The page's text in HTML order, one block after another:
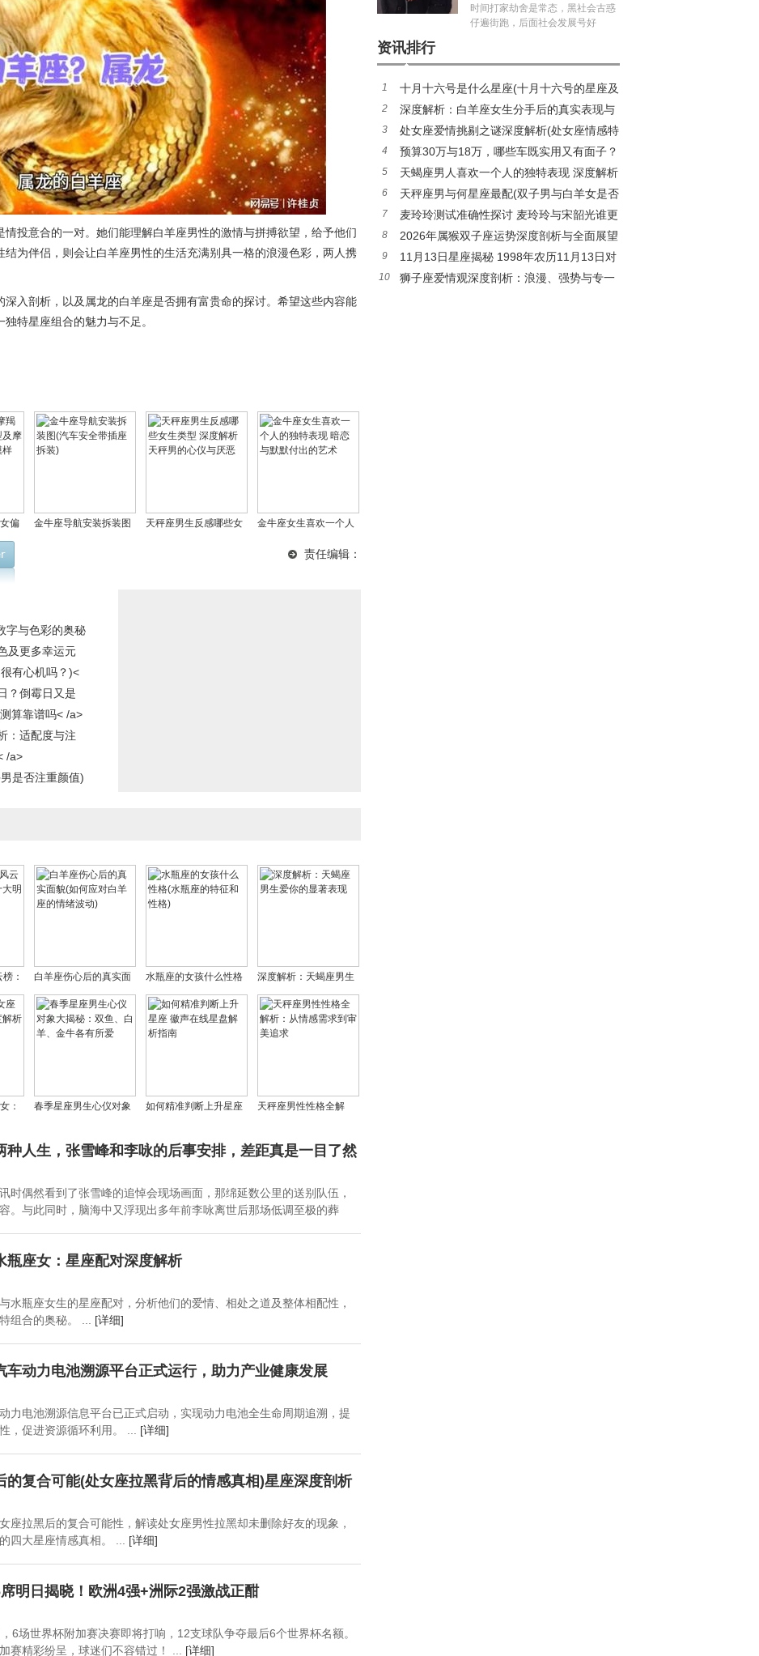
投意合的一对。她们能理解白羊座男性的激情与拼搏欲望，给予他们
为伴侣，则会让白羊座男性的生活充满别具一格的浪漫色彩，两人携
深入剖析，以及属龙的白羊座是否拥有富贵命的探讨。希望这些内容能
特星座组合的魅力与不足。
偏
座
金牛座导航安装拆装图
天秤座男生反感哪些女
金牛座女生喜欢一个人
责任编辑：
字与色彩的奥秘
及更多幸运元
有心机吗？)<
？倒霉日又是
算靠谱吗< /a>
：适配度与注
/a>
是否注重颜值)
：
座
白羊座伤心后的真实面
貌(如何应对白羊座的情
绪波动)
水瓶座的女孩什么性格
(水瓶座的特征和性格)
深度解析：天蝎座男生
爱你的显著表现
：
春季星座男生心仪对象
金牛各有所爱
如何精准判断上升星座
天秤座男性性格全解
追求
种人生，张雪峰和李咏的后事安排，差距真是一目了然
时偶然看到了张雪峰的追悼会现场画面，那绵延数公里的送别队伍，
。与此同时，脑海中又浮现出多年前李咏离世后那场低调至极的葬
瓶座女：星座配对深度解析
水瓶座女生的星座配对，分析他们的爱情、相处之道及整体相配性，
组合的奥秘。 ... [详细]
车动力电池溯源平台正式运行，助力产业健康发展
力电池溯源信息平台已正式启动，实现动力电池全生命周期追溯，提
，促进资源循环利用。 ... [详细]
的复合可能(处女座拉黑背后的情感真相)星座深度剖析
座拉黑后的复合可能性，解读处女座男性拉黑却未删除好友的现象，
四大星座情感真相。 ... [详细]
明日揭晓！欧洲4强+洲际2强激战正酣
6场世界杯附加赛决赛即将打响，12支球队争夺最后6个世界杯名额。
赛精彩纷呈，球迷们不容错过！ ... [详细]
时间打家劫舍是常态，黑社会古惑
仔遍街跑，后面社会发展号好
资讯排行
1
十月十六号是什么星座(十月十六号的星座及
特殊意义)
2
深度解析：白羊座女生分手后的真实表现与
真假分手辨别
3
处女座爱情挑剔之谜深度解析(处女座情感特
质)
4 预算30万与18万，哪些车既实用又有面子？
5
天蝎座男人喜欢一个人的独特表现 深度解析
准到爆
6
天秤座男与何星座最配(双子男与白羊女是否
般配)
7
麦玲玲测试准确性探讨 麦玲玲与宋韶光谁更
准
8 2026年属猴双子座运势深度剖析与全面展望
9
11月13日星座揭秘 1998年农历11月13日对
应星座深度解析
10
狮子座爱情观深度剖析：浪漫、强势与专一